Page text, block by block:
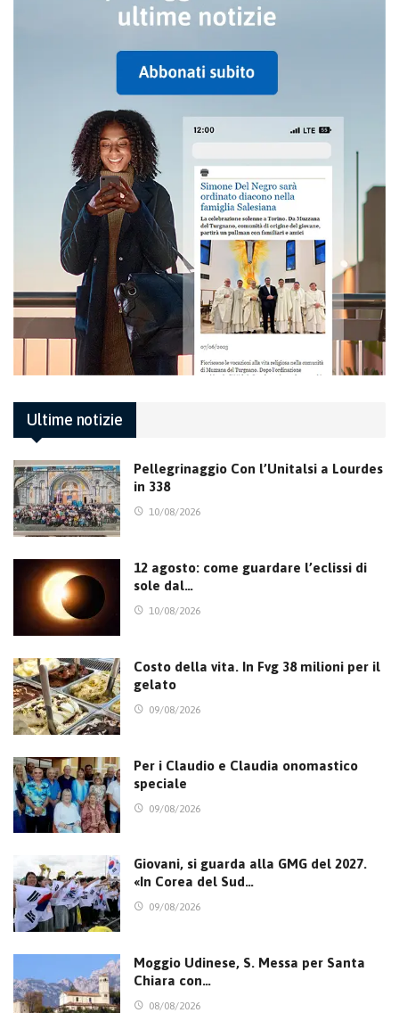
Ultime notizie
Pellegrinaggio Con l’Unitalsi a Lourdes
in 338
10/08/2026
12 agosto: come guardare l’eclissi di
sole dal…
10/08/2026
Costo della vita. In Fvg 38 milioni per il
gelato
09/08/2026
Per i Claudio e Claudia onomastico
speciale
09/08/2026
Giovani, si guarda alla GMG del 2027.
«In Corea del Sud…
09/08/2026
Moggio Udinese, S. Messa per Santa
Chiara con…
08/08/2026